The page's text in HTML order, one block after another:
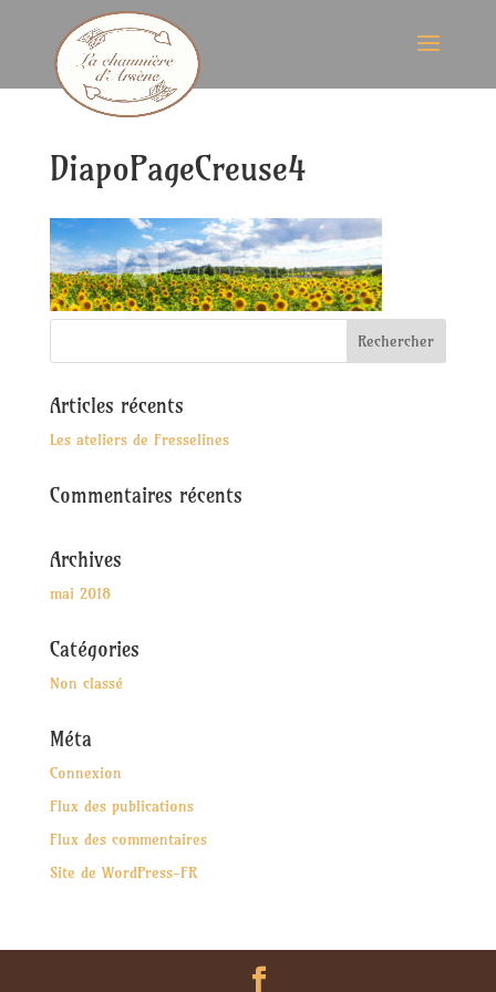
DiapoPageCreuse4
Articles récents
Les ateliers de Fresselines
Commentaires récents
Archives
mai 2018
Catégories
Non classé
Méta
Connexion
Flux des publications
Flux des commentaires
Site de WordPress-FR